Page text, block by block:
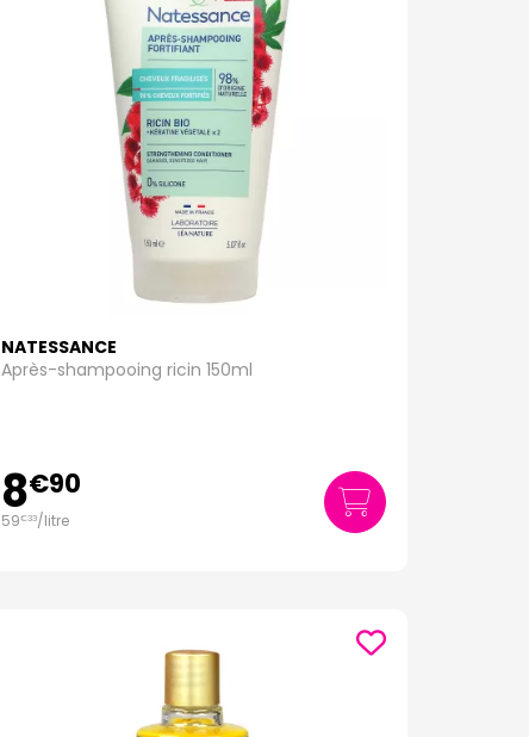
NATESSANCE
Après-shampooing ricin 150ml
8€90
59€33/litre